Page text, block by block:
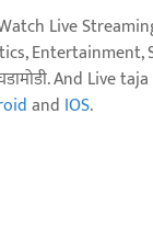
Live
Entertainment,
घडामोडी. And
and IOS.